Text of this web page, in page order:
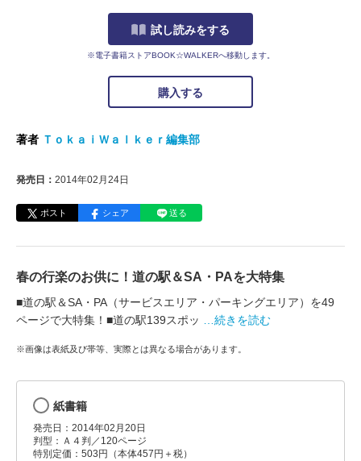
試し読みをする
※電子書籍ストアBOOK☆WALKERへ移動します。
購入する
著者 ＴｏｋａｉＷａｌｋｅｒ編集部
発売日： 2014年02月24日
ポスト シェア 送る
春の行楽のお供に！道の駅＆SA・PAを大特集
■道の駅＆SA・PA（サービスエリア・パーキングエリア）を49
ページで大特集！■道の駅139スポッ
…続きを読む
※画像は表紙及び帯等、実際とは異なる場合があります。
紙書籍
発売日：2014年02月20日
判型：Ａ４判／120ページ
特別定価：503円（本体457円＋税）